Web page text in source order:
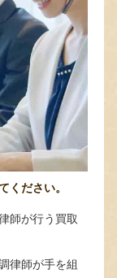
ください。
師が行う買取
律師が手を組